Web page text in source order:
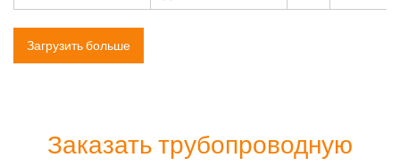
Загрузить больше
Заказать трубопроводную